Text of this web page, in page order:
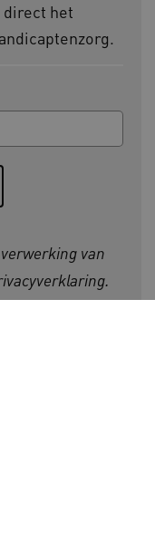
het
van
.